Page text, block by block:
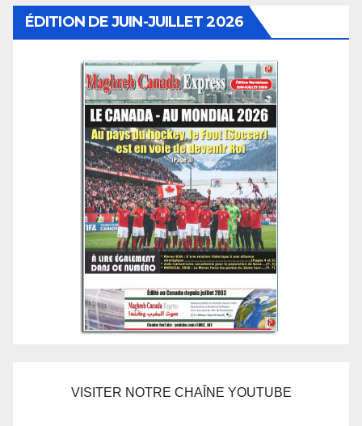
ÉDITION DE JUIN-JUILLET 2026
VISITER NOTRE CHAÎNE YOUTUBE